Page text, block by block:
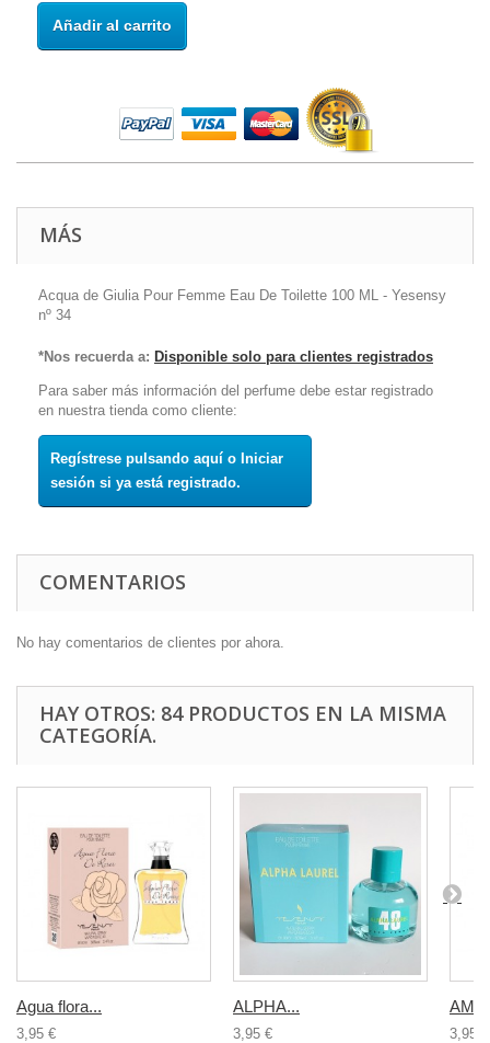
Añadir al carrito
MÁS
Acqua de Giulia Pour Femme Eau De Toilette 100 ML - Yesensy
nº 34
*Nos recuerda a: Disponible solo para clientes registrados
Para saber más información del perfume debe estar registrado
en nuestra tienda como cliente:
Regístrese pulsando aquí o Iniciar
sesión si ya está registrado.
COMENTARIOS
No hay comentarios de clientes por ahora.
HAY OTROS: 84 PRODUCTOS EN LA MISMA
CATEGORÍA.
Agua flora...
3,95 €
ALPHA...
3,95 € 3,95 €